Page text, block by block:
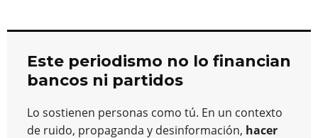
Este periodismo no lo financian
bancos ni partidos
Lo sostienen personas como tú. En un contexto
de ruido, propaganda y desinformación, hacer